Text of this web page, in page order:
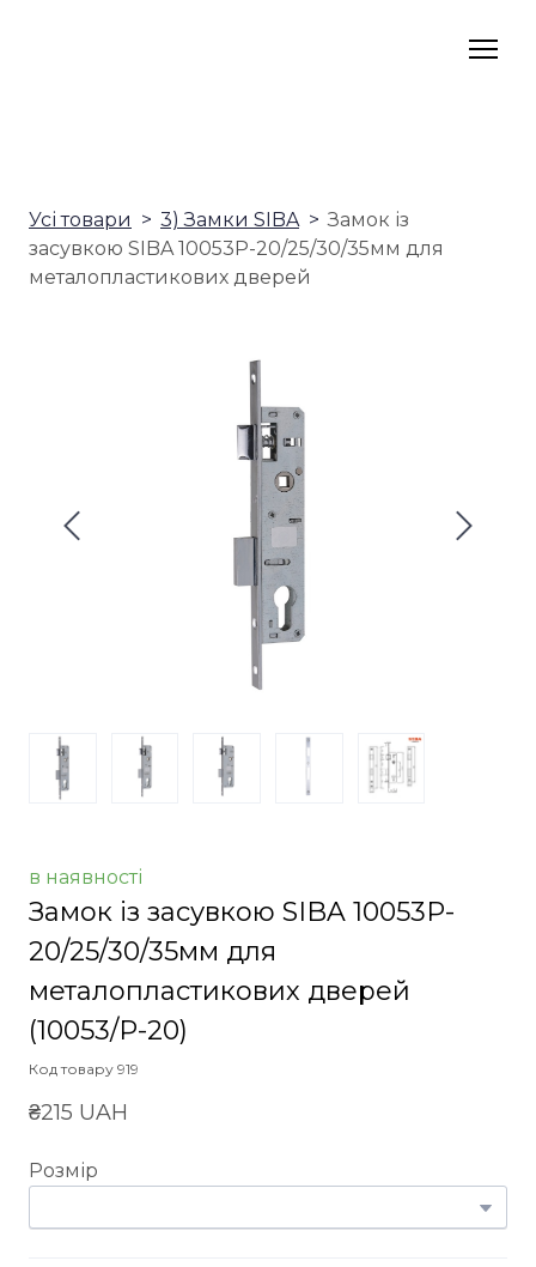
Усі товари 3) Замки SIBA
Замок із
засувкою SIBA 10053P-20/25/30/35мм для
металопластикових дверей
в наявності
Замок із засувкою SIBA 10053P-
20/25/30/35мм для
металопластикових дверей
(10053/P-20)
Код товару 919
₴215 UAH
Розмір